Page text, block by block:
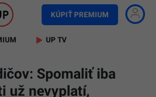
KÚPIŤ PREMIUM
UP TV
Spomaliť iba
už nevyplatí,